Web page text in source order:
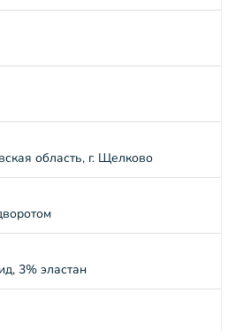
область, г. Щелково
3% эластан